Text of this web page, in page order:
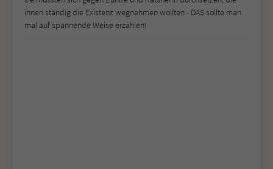
ihnen ständig die Existenz wegnehmen wollten - DAS sollte man
mal auf spannende Weise erzählen!